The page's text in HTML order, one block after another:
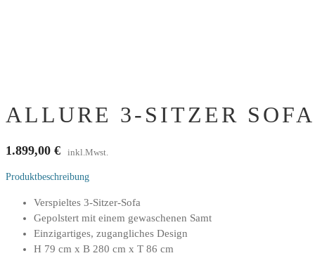
ALLURE 3-SITZER
1.899,00 € inkl.Mwst.
Produktbeschreibung
Verspieltes 3-Sitzer-Sofa
Gepolstert mit einem gewaschenen Samt
Einzigartiges, zugangliches Design
H 79 cm x B 280 cm x T 86 cm